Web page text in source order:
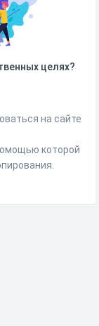
целях?
на сайте
которой